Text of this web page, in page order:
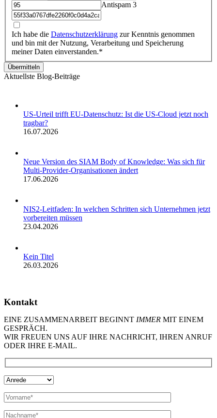
Antispam 3
Ich habe die Datenschutzerklärung zur Kenntnis genommen
und bin mit der Nutzung, Verarbeitung und Speicherung
meiner Daten einverstanden.*
Übermitteln
Aktuellste Blog-Beiträge
US-Urteil trifft EU-Datenschutz: Ist die US-Cloud jetzt noch
tragbar?
16.07.2026
Neue Version des SIAM Body of Knowledge: Was sich für
Multi-Provider-Organisationen ändert
17.06.2026
NIS2-Leitfaden: In welchen Schritten sich Unternehmen jetzt
vorbereiten müssen
23.04.2026
Kein Titel
26.03.2026
Kontakt
EINE ZUSAMMENARBEIT BEGINNT IMMER MIT EINEM
GESPRÄCH.
WIR FREUEN UNS AUF IHRE NACHRICHT, IHREN ANRUF
ODER IHRE E-MAIL.